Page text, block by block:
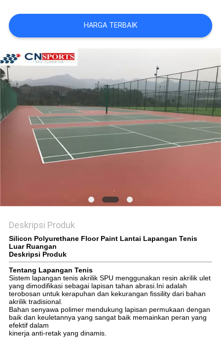
PRIVACY
POLICY
HARGA TERBAIK
Deskripsi Produk
Silicon Polyurethane Floor Paint Lantai Lapangan Tenis
Luar Ruangan
Deskripsi Produk
Tentang Lapangan Tenis
Sistem lapangan tenis akrilik SPU menggunakan resin akrilik ulet
yang dimodifikasi sebagai lapisan tahan abrasi.Ini adalah
terobosan untuk kerapuhan dan kekurangan fissility dari bahan
akrilik tradisional.
Bahan senyawa polimer mendukung lapisan permukaan dengan
baik dan keuletannya yang sangat baik memainkan peran yang
efektif dalam
kinerja anti-retak yang dinamis.